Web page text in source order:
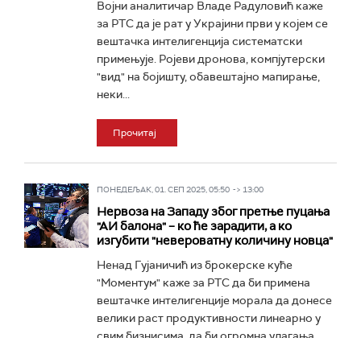
Војни аналитичар Владе Радуловић каже
за РТС да је рат у Украјини први у којем се
вештачка интелигенција систематски
примењује. Ројеви дронова, компјутерски
"вид" на бојишту, обавештајно мапирање,
неки...
Прочитај
ПОНЕДЕЉАК, 01. СЕП 2025, 05:50 -> 13:00
Нервоза на Западу због претње пуцања
"АИ балона" – ко ће зарадити, а ко
изгубити "невероватну количину новца"
Ненад Гујаничић из брокерске куће
"Моментум" каже за РТС да би примена
вештачке интелигенције морала да донесе
велики раст продуктивности линеарно у